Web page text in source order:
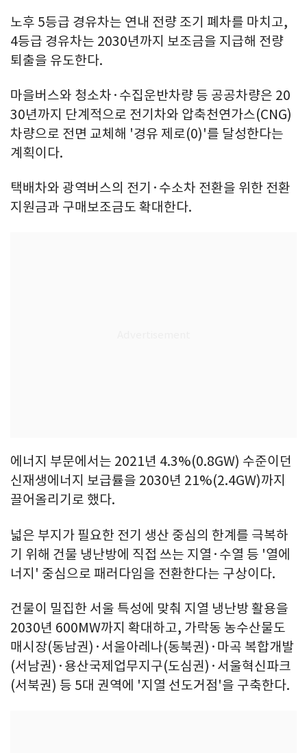
노후 5등급 경유차는 연내 전량 조기 폐차를 마치고,
4등급 경유차는 2030년까지 보조금을 지급해 전량
퇴출을 유도한다.
마을버스와 청소차·수집운반차량 등 공공차량은 20
30년까지 단계적으로 전기차와 압축천연가스(CNG)
차량으로 전면 교체해 '경유 제로(0)'를 달성한다는
계획이다.
택배차와 광역버스의 전기·수소차 전환을 위한 전환
지원금과 구매보조금도 확대한다.
에너지 부문에서는 2021년 4.3%(0.8GW) 수준이던
신재생에너지 보급률을 2030년 21%(2.4GW)까지
끌어올리기로 했다.
넓은 부지가 필요한 전기 생산 중심의 한계를 극복하
기 위해 건물 냉난방에 직접 쓰는 지열·수열 등 '열에
너지' 중심으로 패러다임을 전환한다는 구상이다.
건물이 밀집한 서울 특성에 맞춰 지열 냉난방 활용을
2030년 600MW까지 확대하고, 가락동 농수산물도
매시장(동남권)·서울아레나(동북권)·마곡 복합개발
(서남권)·용산국제업무지구(도심권)·서울혁신파크
(서북권) 등 5대 권역에 '지열 선도거점'을 구축한다.